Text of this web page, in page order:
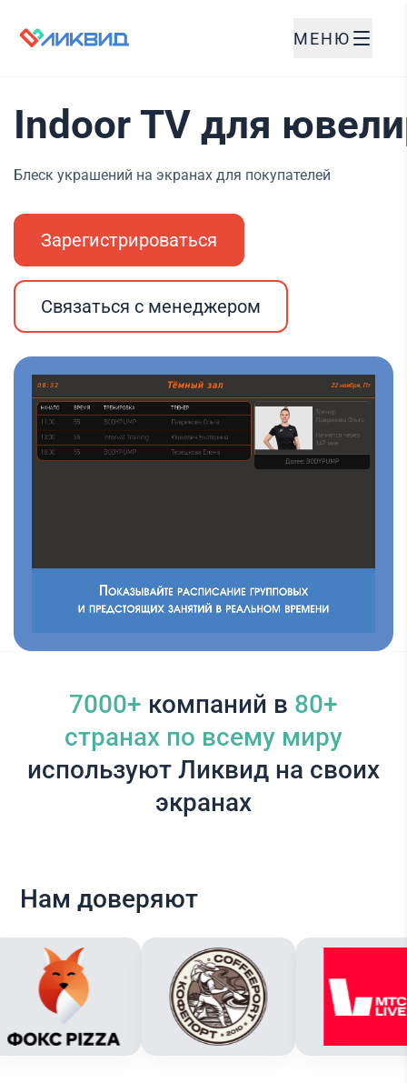
МЕНЮ
Indoor TV для
Блеск украшений на экранах для покупателей
Зарегистрироваться
Связаться с менеджером
7000+ компаний в 80+
cтранах по всему миру
используют Ликвид на своих
экранах
Нам доверяют